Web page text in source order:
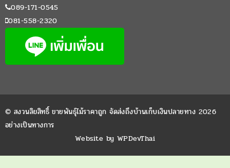
089-171-0545
081-558-2320
© สงวนลิขสิทธิ์ ขายพันธุ์ไม้ราคาถูก จัดส่งถึงบ้านเก็บเงินปลายทาง 2026
อย่างเป็นทางการ
Website by WPDevThai